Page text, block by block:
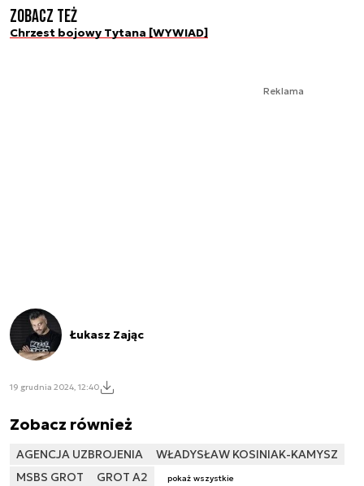
Zobacz też
Chrzest bojowy Tytana [WYWIAD]
Reklama
Łukasz Zając
19 grudnia 2024, 12:40
Zobacz również
AGENCJA UZBROJENIA
WŁADYSŁAW KOSINIAK-KAMYSZ
MSBS GROT
GROT A2 pokaż wszystkie